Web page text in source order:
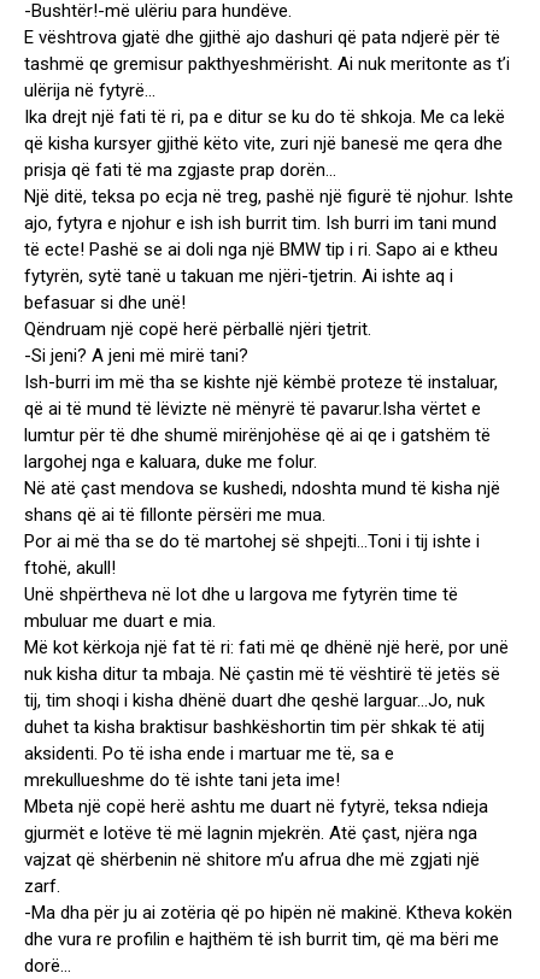
-Bushtër!-më ulëriu para hundëve.
E vështrova gjatë dhe gjithë ajo dashuri që pata ndjerë për të
tashmë qe gremisur pakthyeshmërisht. Ai nuk meritonte as t’i
ulërija në fytyrë…
Ika drejt një fati të ri, pa e ditur se ku do të shkoja. Me ca lekë
që kisha kursyer gjithë këto vite, zuri një banesë me qera dhe
prisja që fati të ma zgjaste prap dorën…
Një ditë, teksa po ecja në treg, pashë një figurë të njohur. Ishte
ajo, fytyra e njohur e ish ish burrit tim. Ish burri im tani mund
të ecte! Pashë se ai doli nga një BMW tip i ri. Sapo ai e ktheu
fytyrën, sytë tanë u takuan me njëri-tjetrin. Ai ishte aq i
befasuar si dhe unë!
Qëndruam një copë herë përballë njëri tjetrit.
-Si jeni? A jeni më mirë tani?
Ish-burri im më tha se kishte një këmbë proteze të instaluar,
që ai të mund të lëvizte në mënyrë të pavarur.Isha vërtet e
lumtur për të dhe shumë mirënjohëse që ai qe i gatshëm të
largohej nga e kaluara, duke me folur.
Në atë çast mendova se kushedi, ndoshta mund të kisha një
shans që ai të fillonte përsëri me mua.
Por ai më tha se do të martohej së shpejti…Toni i tij ishte i
ftohë, akull!
Unë shpërtheva në lot dhe u largova me fytyrën time të
mbuluar me duart e mia.
Më kot kërkoja një fat të ri: fati më qe dhënë një herë, por unë
nuk kisha ditur ta mbaja. Në çastin më të vështirë të jetës së
tij, tim shoqi i kisha dhënë duart dhe qeshë larguar…Jo, nuk
duhet ta kisha braktisur bashkëshortin tim për shkak të atij
aksidenti. Po të isha ende i martuar me të, sa e
mrekullueshme do të ishte tani jeta ime!
Mbeta një copë herë ashtu me duart në fytyrë, teksa ndieja
gjurmët e lotëve të më lagnin mjekrën. Atë çast, njëra nga
vajzat që shërbenin në shitore m’u afrua dhe më zgjati një
zarf.
-Ma dha për ju ai zotëria që po hipën në makinë. Ktheva kokën
dhe vura re profilin e hajthëm të ish burrit tim, që ma bëri me
dorë…